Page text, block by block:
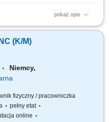
pokaż opis
CNC. Ustawianie parametrów
technicznym.
podstawowej
(K/M)
Niemcy,
fizyczny / pracowniczka
pełny etat
online